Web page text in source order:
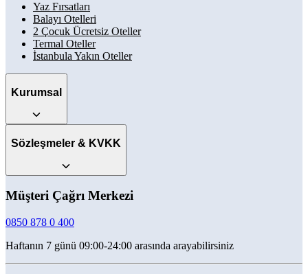
Yaz Fırsatları
Balayı Otelleri
2 Çocuk Ücretsiz Oteller
Termal Oteller
İstanbula Yakın Oteller
Kurumsal
Sözleşmeler & KVKK
Müşteri Çağrı Merkezi
0850 878 0 400
Haftanın 7 günü 09:00-24:00 arasında arayabilirsiniz